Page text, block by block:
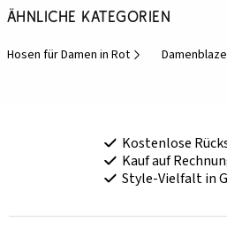
Ähnliche Kategorien
Hosen für Damen in Rot
Kostenlose
Kauf auf
Style-Vielfalt in